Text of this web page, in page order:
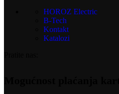
HOROZ Electric
B-Tech
Kontakt
Katalozi